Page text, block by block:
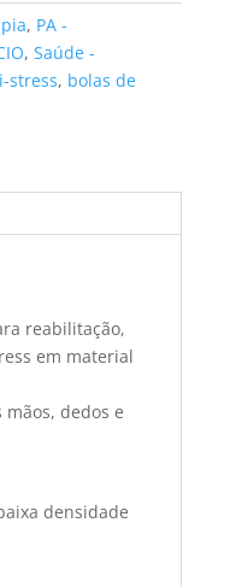
, PA -
, Saúde -
stress, bolas de
reabilitação,
em material
dedos e
densidade